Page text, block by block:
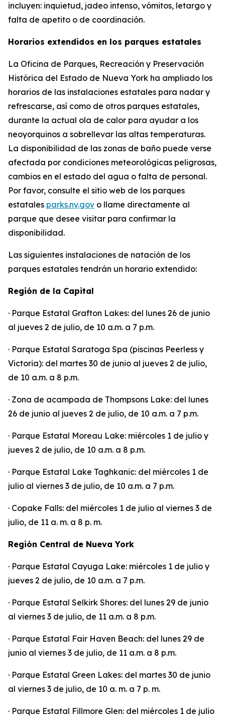
incluyen: inquietud, jadeo intenso, vómitos, letargo y
falta de apetito o de coordinación.
Horarios extendidos en los parques estatales
La Oficina de Parques, Recreación y Preservación
Histórica del Estado de Nueva York ha ampliado los
horarios de las instalaciones estatales para nadar y
refrescarse, así como de otros parques estatales,
durante la actual ola de calor para ayudar a los
neoyorquinos a sobrellevar las altas temperaturas.
La disponibilidad de las zonas de baño puede verse
afectada por condiciones meteorológicas peligrosas,
cambios en el estado del agua o falta de personal.
Por favor, consulte el sitio web de los parques
estatales parks.ny.gov o llame directamente al
parque que desee visitar para confirmar la
disponibilidad.
Las siguientes instalaciones de natación de los
parques estatales tendrán un horario extendido:
Región de la Capital
· Parque Estatal Grafton Lakes: del lunes 26 de junio
al jueves 2 de julio, de 10 a.m. a 7 p.m.
· Parque Estatal Saratoga Spa (piscinas Peerless y
Victoria): del martes 30 de junio al jueves 2 de julio,
de 10 a.m. a 8 p.m.
· Zona de acampada de Thompsons Lake: del lunes
26 de junio al jueves 2 de julio, de 10 a.m. a 7 p.m.
· Parque Estatal Moreau Lake: miércoles 1 de julio y
jueves 2 de julio, de 10 a.m. a 8 p.m.
· Parque Estatal Lake Taghkanic: del miércoles 1 de
julio al viernes 3 de julio, de 10 a.m. a 7 p.m.
· Copake Falls: del miércoles 1 de julio al viernes 3 de
julio, de 11 a. m. a 8 p. m.
Región Central de Nueva York
· Parque Estatal Cayuga Lake: miércoles 1 de julio y
jueves 2 de julio, de 10 a.m. a 7 p.m.
· Parque Estatal Selkirk Shores: del lunes 29 de junio
al viernes 3 de julio, de 11 a.m. a 8 p.m.
· Parque Estatal Fair Haven Beach: del lunes 29 de
junio al viernes 3 de julio, de 11 a.m. a 8 p.m.
· Parque Estatal Green Lakes: del martes 30 de junio
al viernes 3 de julio, de 10 a. m. a 7 p. m.
· Parque Estatal Fillmore Glen: del miércoles 1 de julio